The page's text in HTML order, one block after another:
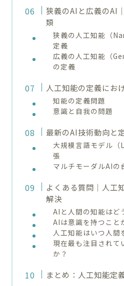
狭義のAIと広義のAI
類
狭義の人工知能（
定義
広義の人工知能（
の定義
人工知能の定義にお
知能の定義問題
意識と自我の問題
最新のAI技術動向と
大規模言語モデル（
張
マルチモーダルAIの
よくある質問｜人工
解決
AIと人間の知能はど
AIは意識を持つこと
人工知能はいつ人間
現在最も注目されて
か？
まとめ：人工知能定